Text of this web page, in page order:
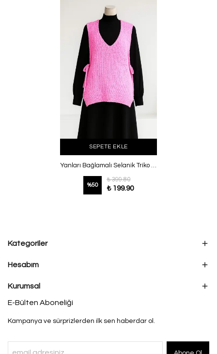
SEPETE EKLE
Yanları Bağlamalı Selanik Triko Süveter Pembe
%50
₺ 399.80
₺ 199.90
Kategoriler
Hesabım
Kurumsal
E-Bülten Aboneliği
Kampanya ve sürprizlerden ilk sen haberdar ol.